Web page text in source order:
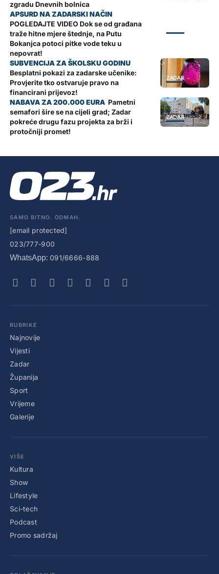
zgradu Dnevnih bolnica
POGLEDAJTE VIDEO Dok se od građana
traže hitne mjere štednje, na Putu
Bokanjca potoci pitke vode teku u
nepovrat!
ZADAR
Besplatni pokazi za zadarske učenike:
Provjerite tko ostvaruje pravo na
financirani prijevoz!
ZADAR
Pametni
semafori šire se na cijeli grad; Zadar
pokreće drugu fazu projekta za brži i
protočniji promet!
SAMO BITNO. ODMAH.
[email protected]
023/777-900
WhatsApp: 091/6666-888
RUBRIKE
Najnovije
Vijesti
Zadar
Županija
Sport
Vrijeme
Galerije
VIŠE
Kultura
Show
Lifestyle
Sci-tech
Podcast
Promo sadržaj